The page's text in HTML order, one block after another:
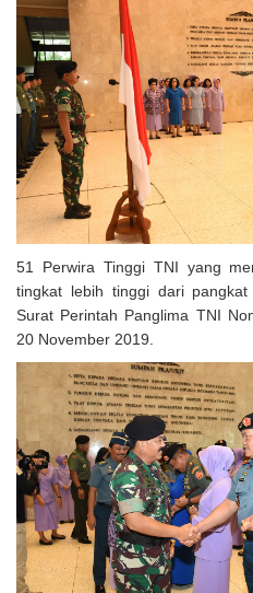
51 Perwira Tinggi TNI yang
tingkat lebih tinggi dari
Surat Perintah Panglima TNI
20 November 2019.